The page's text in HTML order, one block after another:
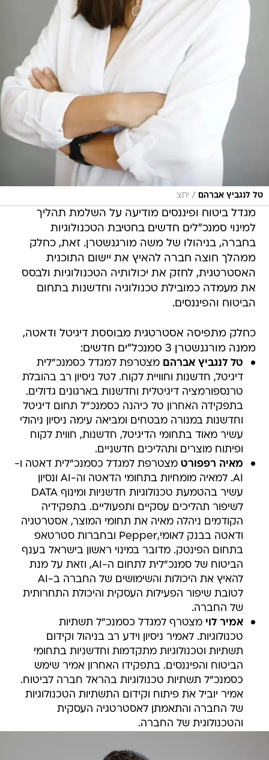
טל לנגביץ אברהם / יחצ
מגדל ביטוח ופיננסים מודיעה על השלמת תהליך
למינוי סמנכ"לים חדשים בחטיבת הטכנולוגיות
בחברה, בניהולו של משה מורגנשטרן. זאת, כחלק
ממהלך חוצה חברה להאיץ את יישום התוכנית
האסטרטגית, לחזק את יכולותיה הטכנולוגיות ולבסס
את מעמדה כמובילת טכנולוגיה וחדשנות בתחום
הביטוח והפיננסים.
כחלק מתפיסה אסטרטגית מבוססת דיגיטל ודאטה,
ממנה מורגנשטרן 3 סמנכל"ים חדשים:
טל לנגביץ אברהם מצטרפת למגדל כסמנכ"לית
דיגיטל, חדשנות וחוויית לקוח. לטל ניסיון רב בהובלת
טרנספורמציה דיגיטלית וחדשנות בארגונים גדולים.
בתפקידה האחרון טל כיהנה כסמנכ"ל תחום דיגיטל
וחדשנות במנורה מבטחים ומביאה עימה ניסיון ניהולי
עשיר מאוד בתחומי הדיגיטל, חדשנות, חווית לקוח
ופיתוח מוצרים ותהליכים חדשניים.
מאיה רפפורט מצטרפת למגדל כסמנכ"לית דאטה ו-
AI. למאיה מומחיות בתחומי הדאטה וה-AI ונסיון
עשיר בהטמעת טכנולוגיות חדשניות ומינוף DATA
לשיפור תהליכים עסקיים ותפעוליים. בתפקידיה
הקודמים ניהלה מאיה את תחומי המוצר, אסטרטגיה
ודאטה בבנק לאומי,Pepper ובחברות סטרטאפ
בתחום הפינטק. מדובר במינוי ראשון בישראל בענף
הביטוח של סמנכ"לית לתחום ה-AI, וזאת על מנת
להאיץ את היכולות והשימושים של החברה ב-AI
לטובת שיפור הפעילות העסקית והיכולת התחרותית
של החברה.
אמיר לוי מצטרף למגדל כסמנכ"ל תשתיות
טכנולוגיות. לאמיר ניסיון וידע רב בניהול וקידום
תשתיות וטכנולוגיות מתקדמות וחדשניות בתחומי
הביטוח והפיננסים. בתפקידו האחרון אמיר שימש
כסמנכ"ל תשתיות טכנולוגיות בהראל חברה לביטוח.
אמיר יוביל את פיתוח וקידום התשתיות הטכנולוגיות
של החברה והתאמתן לאסטרטגיה העסקית
והטכנולוגית של החברה.